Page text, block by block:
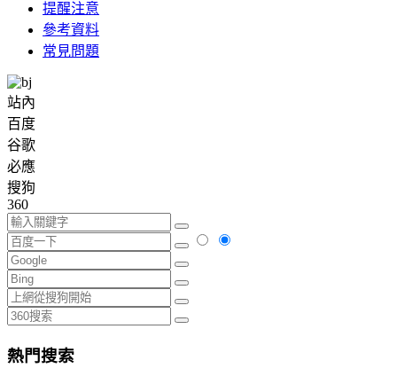
提醒注意
參考資料
常見問題
站內
百度
谷歌
必應
搜狗
360
熱門搜索